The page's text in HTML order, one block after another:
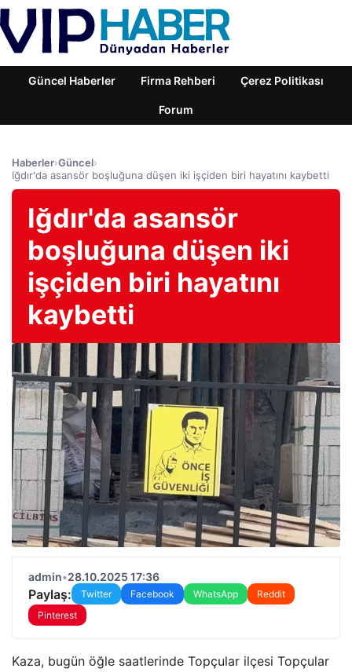
Güncel Haberler Firma Rehberi Çerez Politikası
Forum
Haberler›Güncel›
Iğdır'da asansör boşluğuna düşen iki işçiden biri hayatını kaybetti
Iğdır'da asansör
boşluğuna düşen iki
işçiden biri hayatını
kaybetti
admin•28.10.2025 17:36
Paylaş: Twitter Facebook WhatsApp
Reddit
Pinterest
Kaza, bugün öğle saatlerinde Topçular ilçesi Topçular